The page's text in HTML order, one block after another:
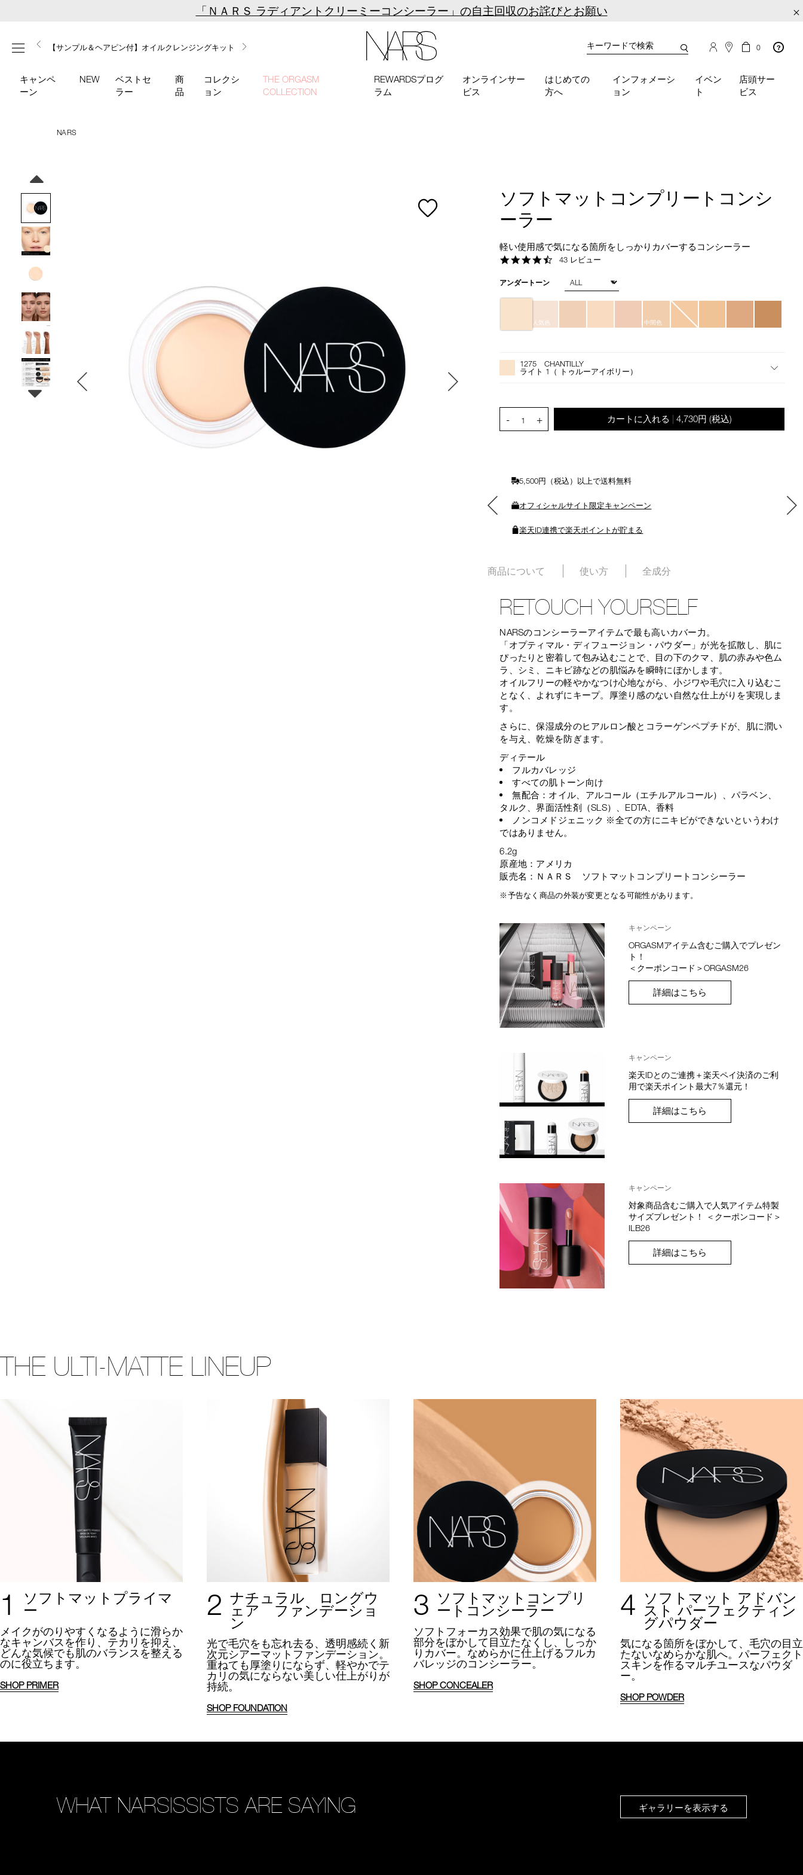
content
×
「ＮＡＲＳ ラディアントクリーミーコンシーラー」の自主回収のお詫びとお願い
メニュー
【ミニパフプレゼント】新リキッドブラッシュご購入でプ
レゼント
【はじめての購入はこちらから】新リキッドブラッシュス
ターターキット
【サンプル＆ヘアピン付】オイルクレンジングキット
【ギフトショッパープレゼント】カラーアイテムをあの人
へのプレゼントに
【ポーチ＆ブラッシュプレゼント】ORGASM CAMPAIGN
キャンペ
ーン
NEW
ベストセ
ラー
商
品
コレクシ
ョン
THE ORGASM
COLLECTION
REWARDSプログ
ラム
オンラインサー
ビス
はじめての
方へ
インフォメーシ
ョン
イベン
ト
店頭サー
ビス
カ
タ
検
use
on
your
to
access
suggestions
this
search
entered.
カ
の
商
品
0
NARS
complete-
concealer-
1275/4535683065795.html
4535683065795
ソフトマットコンプリートコンシ
ーラー
軽い使用感で気になる箇所をしっかりカバーするコンシーラー
4.7
rating
43 レビュー
バ
シ
アンダートーン
人気色 中間色
プ
を
カ
ー
Actions1275 CHANTILLY
ライト 1（ トゥルーアイボリー）
- 1 + カートに入れる 4,730円 (税込)
5,500円（税込）以上で送料無料
オフィシャルサイト限定キャンペーン
楽天ID連携で楽天ポイントが貯まる
商品について 使い方 全成分
RETOUCH YOURSELF
NARSのコンシーラーアイテムで最も高いカバー力。
「オプティマル・ディフュージョン・パウダー」が光を拡散し、肌に
ぴったりと密着して包み込むことで、目の下のクマ、肌の赤みや色ム
ラ、シミ、ニキビ跡などの肌悩みを瞬時にぼかします。
オイルフリーの軽やかなつけ心地ながら、小ジワや毛穴に入り込むこ
となく、よれずにキープ。厚塗り感のない自然な仕上がりを実現しま
す。
さらに、保湿成分のヒアルロン酸とコラーゲンペプチドが、肌に潤い
を与え、乾燥を防ぎます。
ディテール
フルカバレッジ
すべての肌トーン向け
無配合：オイル、アルコール（エチルアルコール）、パラベン、
タルク、界面活性剤（SLS）、EDTA、香料
ノンコメドジェニック ※全ての方にニキビができないというわけ
ではありません。
6.2g
原産地：アメリカ
販売名：ＮＡＲＳ ソフトマットコンプリートコンシーラー
※予告なく商品の外装が変更となる可能性があります。
キャンペーン
ORGASMアイテム含むご購入でプレゼン
ト！
＜クーポンコード＞ORGASM26
詳細はこちら
キャンペーン
楽天IDとのご連携＋楽天ペイ決済のご利
用で楽天ポイント最大7％還元！
詳細はこちら
キャンペーン
対象商品含むご購入で人気アイテム特製
サイズプレゼント！ ＜クーポンコード＞
ILB26
詳細はこちら
THE ULTI-MATTE LINEUP
1 ソフトマットプライマ
ー
メイクがのりやすくなるように滑らか
なキャンバスを作り、テカリを抑え、
どんな気候でも肌のバランスを整える
のに役立ちます。
SHOP PRIMER
2 ナチュラル ロングウ
ェア ファンデーショ
ン
光で毛穴をも忘れ去る、透明感続く新
次元シアーマットファンデーション。
重ねても厚塗りにならず、軽やかでテ
カリの気にならない美しい仕上がりが
持続。
SHOP FOUNDATION
3 ソフトマットコンプリ
ートコンシーラー
ソフトフォーカス効果で肌の気になる
部分をぼかして目立たなくし、しっか
りカバー。 なめらかに仕上げるフルカ
バレッジのコンシーラー。
SHOP CONCEALER
4 ソフトマット アドバン
スト パーフェクティン
グパウダー
気になる箇所をぼかして、 毛穴の目立
たないなめらかな肌へ。 パーフェクト
スキンを作るマルチユースなパウダ
ー。
SHOP POWDER
WHAT NARSISSISTS ARE SAYING ギャラリーを表示する